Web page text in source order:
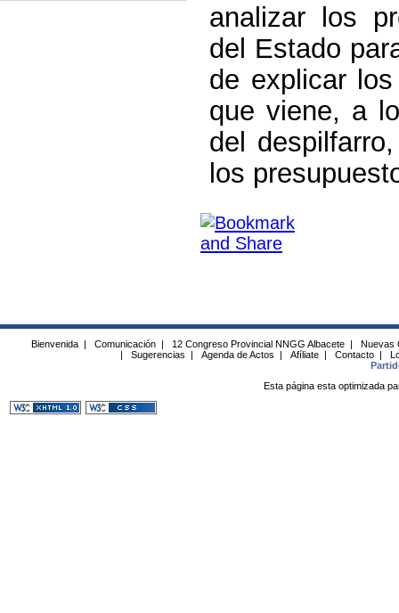
analizar los
del Estado
de explicar
que viene, a
del
los
Bienvenida | Comunicación | 12 Congreso Provincial NNGG Albacete |
Nuevas
|
Sugerencias | Agenda de Actos | Afíliate | Contacto |
Esta página esta optimizada